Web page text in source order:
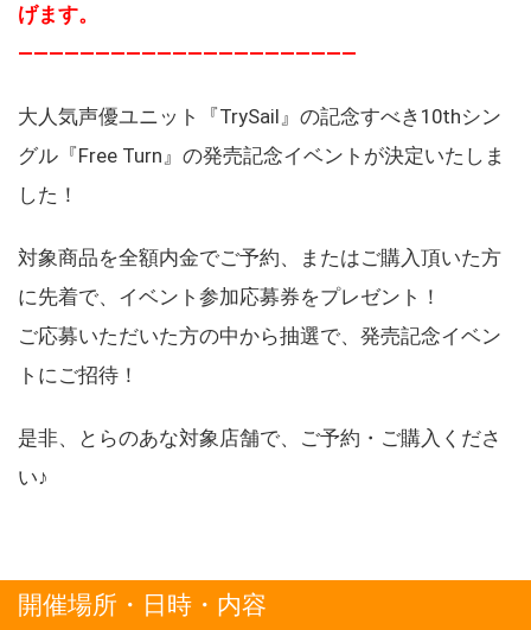
げます。
——————————————————————
大人気声優ユニット『TrySail』の記念すべき10thシン
グル『Free Turn』の発売記念イベントが決定いたしま
した！
対象商品を全額内金でご予約、またはご購入頂いた方
に先着で、イベント参加応募券をプレゼント！
ご応募いただいた方の中から抽選で、発売記念イベン
トにご招待！
是非、とらのあな対象店舗で、ご予約・ご購入くださ
い♪
開催場所・日時・内容